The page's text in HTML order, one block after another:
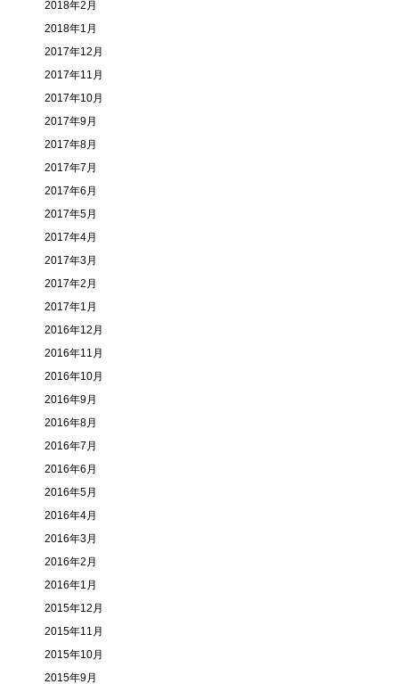
2018年2月
2018年1月
2017年12月
2017年11月
2017年10月
2017年9月
2017年8月
2017年7月
2017年6月
2017年5月
2017年4月
2017年3月
2017年2月
2017年1月
2016年12月
2016年11月
2016年10月
2016年9月
2016年8月
2016年7月
2016年6月
2016年5月
2016年4月
2016年3月
2016年2月
2016年1月
2015年12月
2015年11月
2015年10月
2015年9月